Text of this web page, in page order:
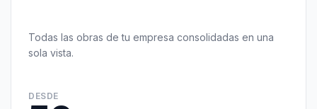
Todas las obras de tu empresa consolidadas en una
sola vista.
DESDE